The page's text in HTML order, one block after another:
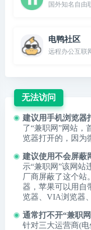
国外知名自由
电鸭社区
远程办公互联
无法访问
建议用手机浏览器
了“兼职网”网站，
览器打开的，因为
建议使用不会屏蔽
示“兼职网”该网站
厂商屏蔽了这个站
器，苹果可以用自
览器
VIA浏览器
通常打不开“兼职
针对三大运营商(